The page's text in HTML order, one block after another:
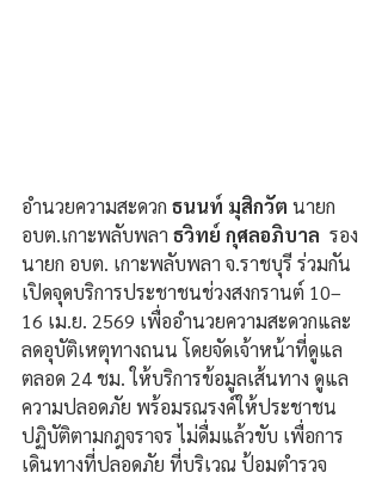
อำนวยความสะดวก ธนนท์ มุสิกวัต นายก
อบต.เกาะพลับพลา ธวิทย์ กุศลอภิบาล
  รอง
นายก อบต. เกาะพลับพลา จ.ราชบุรี ร่วมกัน
เปิดจุดบริการประชาชนช่วงสงกรานต์ 10–
16 เม.ย. 2569 เพื่ออำนวยความสะดวกและ
ลดอุบัติเหตุทางถนน โดยจัดเจ้าหน้าที่ดูแล
ตลอด 24 ชม. ให้บริการข้อมูลเส้นทาง ดูแล
ความปลอดภัย พร้อมรณรงค์ให้ประชาชน
ปฏิบัติตามกฎจราจร ไม่ดื่มแล้วขับ เพื่อการ
เดินทางที่ปลอดภัย ที่บริเวณ ป้อมตำรวจ